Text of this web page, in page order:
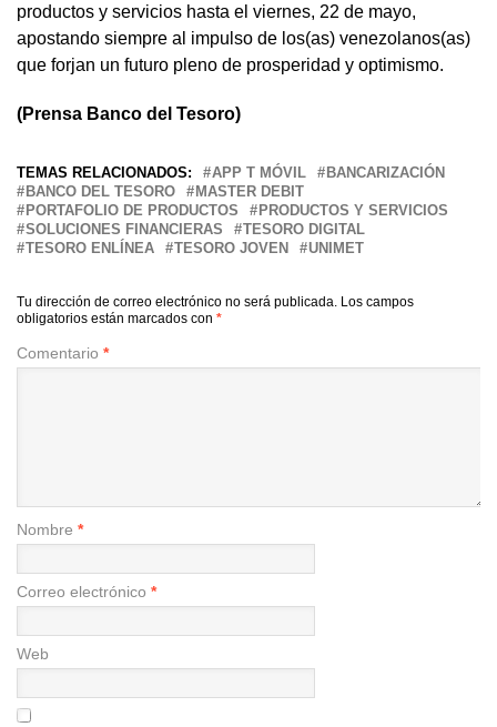
productos y servicios hasta el viernes, 22 de mayo,
apostando siempre al impulso de los(as) venezolanos(as)
que forjan un futuro pleno de prosperidad y optimismo.
(Prensa Banco del Tesoro)
TEMAS RELACIONADOS: APP T MÓVIL
BANCARIZACIÓN
BANCO DEL TESORO
MASTER DEBIT
PORTAFOLIO DE PRODUCTOS
PRODUCTOS Y SERVICIOS
SOLUCIONES FINANCIERAS
TESORO DIGITAL
TESORO ENLÍNEA
TESORO JOVEN UNIMET
Tu dirección de correo electrónico no será publicada. Los campos
obligatorios están marcados con *
Comentario *
Nombre *
Correo electrónico *
Web